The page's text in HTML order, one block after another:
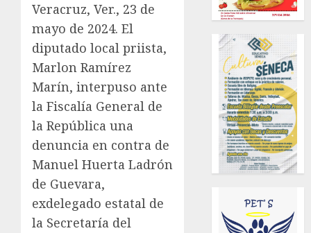
Veracruz, Ver., 23 de
mayo de 2024. El
diputado local priista,
Marlon Ramírez
Marín, interpuso ante
la Fiscalía General de
la República una
denuncia en contra de
Manuel Huerta Ladrón
de Guevara,
exdelegado estatal de
la Secretaría del